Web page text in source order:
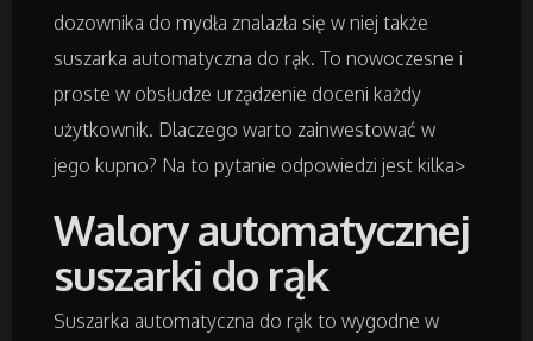
Badania
Placówki Edukacyjne
Kursy i Szkolenia
Tłumaczenia
Książki, Czasopisma
dozownika do mydła znalazła się w niej także
suszarka automatyczna do rąk. To nowoczesne i
proste w obsłudze urządzenie doceni każdy
użytkownik. Dlaczego warto zainwestować w
jego kupno? Na to pytanie odpowiedzi jest kilka>
Walory automatycznej
suszarki do rąk
Suszarka automatyczna do rąk to wygodne w